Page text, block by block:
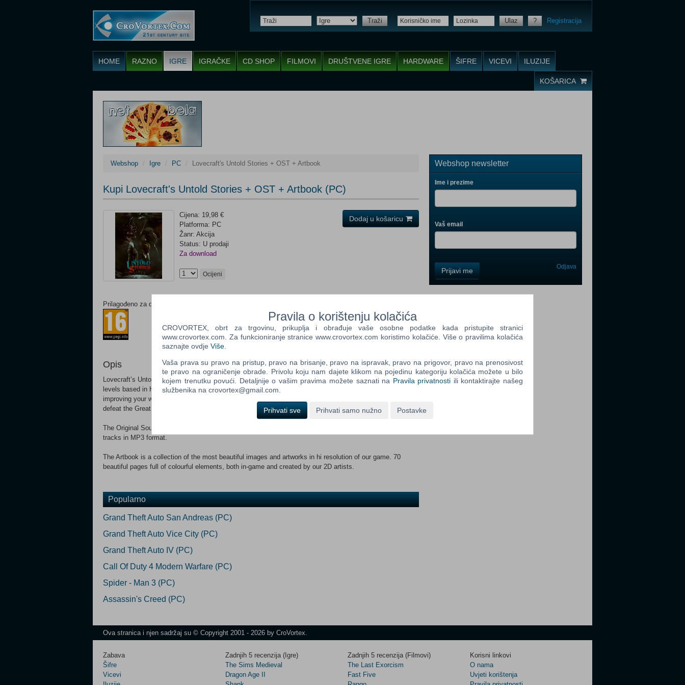
Traži Ulaz ? Registracija
HOME RAZNO IGRE IGRAČKE CD SHOP FILMOVI DRUŠTVENE IGRE HARDWARE ŠIFRE VICEVI ILUZIJE
KOŠARICA
Webshop Igre PC Lovecraft's Untold Stories + OST + Artbook
Kupi Lovecraft's Untold Stories + OST + Artbook (PC)
Cijena: 19,98 €
Platforma: PC
Žanr: Akcija
Status: U prodaji
Za download
Ocijeni
Prilagođeno za dob:
Opis
Lovecraft’s Untold Stories is an action rogue-lite with RPG elements. You explore randomly generated
levels based in H.P. Lovecraft stories, fighting cultists and all kinds of monsters from the Mythos,
improving your weapons and gear, solving puzzles and challenges, and looking for clues and knowledge to
defeat the Great Old Ones and the Outer Gods.
The Original Soundtrack of the game is composed by Red Owl & J. Kanevsky and contains 18 amazing
tracks in MP3 format.
The Artbook is a collection of the most beautiful images and artworks in hi resolution of our game. 70
beautiful pages full of colourful elements, both in-game and created by our 2D artists.
Dodaj u košaricu
Popularno
Grand Theft Auto San Andreas (PC)
Grand Theft Auto Vice City (PC)
Grand Theft Auto IV (PC)
Call Of Duty 4 Modern Warfare (PC)
Spider - Man 3 (PC)
Assassin's Creed (PC)
Webshop newsletter
Ime i prezime
Vaš email
Field
One
Newsletter
Control
Newsletter
Prijavi me Odjava
Ova stranica i njen sadržaj su © Copyright 2001 - 2026 by CroVortex.
Zabava
Šifre
Vicevi
Zadnjih 5 recenzija (Igre)
The Sims Medieval
Dragon Age II
Zadnjih 5 recenzija (Filmovi)
The Last Exorcism
Fast Five
Korisni linkovi
O nama
Uvjeti korištenja
Pravila o korištenju kolačića
CROVORTEX, obrt za trgovinu, prikuplja i obrađuje vaše osobne podatke kada pristupite stranici
www.crovortex.com. Za funkcioniranje stranice www.crovortex.com koristimo kolačiće. Više o pravilima kolačića
saznajte ovdje Više
Vaša prava su pravo na pristup, pravo na brisanje, pravo na ispravak, pravo na prigovor, pravo na prenosivost
te pravo na ograničenje obrade. Privolu koju nam dajete klikom na pojedinu kategoriju kolačića možete u bilo
kojem trenutku povući. Detaljnije o vašim pravima možete saznati na Pravila privatnosti ili kontaktirajte našeg
službenika na crovortex@gmail.com.
Prihvati sve Prihvati samo nužno Postavke